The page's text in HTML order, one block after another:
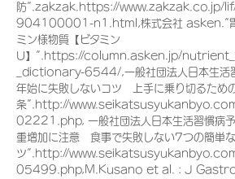
防”.zakzak.https://www.zakzak.co.jp/
904100001-n1.html,株式会社 asken.”胃
ミン様物質【ビタミン
U】”.https://column.asken.jp/
_dictionary-6544/,一般社団法人日本生活
年始に失敗しないコツ 上手に乗り切るため
条”.http://
02221.php, 一般社団法人日本生活習慣病予
重増加に注意 食事で失敗しない7つの簡単
ツ”.http://
05499.php,M.Kusano et al. : J